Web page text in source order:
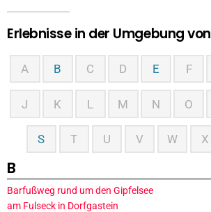
Erlebnisse in der Umgebung von
A B C D E F
J K L M N O
S T U V W X
B
Barfußweg rund um den Gipfelsee
am Fulseck in Dorfgastein